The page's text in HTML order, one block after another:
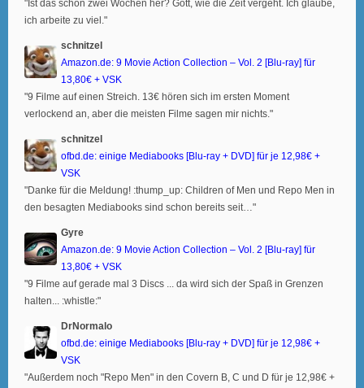
"Ist das schon zwei Wochen her? Gott, wie die Zeit vergeht. Ich glaube,
ich arbeite zu viel."
schnitzel
Amazon.de: 9 Movie Action Collection – Vol. 2 [Blu-ray] für
13,80€ + VSK
"9 Filme auf einen Streich. 13€ hören sich im ersten Moment
verlockend an, aber die meisten Filme sagen mir nichts."
schnitzel
ofbd.de: einige Mediabooks [Blu-ray + DVD] für je 12,98€ +
VSK
"Danke für die Meldung! :thump_up: Children of Men und Repo Men in
den besagten Mediabooks sind schon bereits seit…"
Gyre
Amazon.de: 9 Movie Action Collection – Vol. 2 [Blu-ray] für
13,80€ + VSK
"9 Filme auf gerade mal 3 Discs ... da wird sich der Spaß in Grenzen
halten... :whistle:"
DrNormalo
ofbd.de: einige Mediabooks [Blu-ray + DVD] für je 12,98€ +
VSK
"Außerdem noch "Repo Men" in den Covern B, C und D für je 12,98€ +